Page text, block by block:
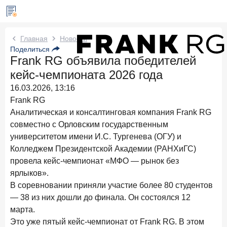
Новости Frank RG
Вчера ИССЛЕДОВАНИЕ
По итогам июля 2026 года объем выдач кредитов
составил 1 061,9 млрд руб.
Три дня назад
Клиентский путь компании МСБ при смене
руководителя в банке обслуживания
24 июля 2026 года ИССЛЕДОВАНИЕ
Ипотека в России: итоги июня 2026 года в цифрах
22 июля 2026 года
Выгодные тарифы на брокерское обслуживание —
существенный фактор выбора брокера
15 июля 2026 года
Главная
Новости
Поделиться
Frank RG объявила победителей
кейс-чемпионата 2026 года
16.03.2026, 13:16
Frank RG
Аналитическая и консалтинговая компания Frank RG
совместно с Орловским государственным
университетом имени И.С. Тургенева (ОГУ) и
Колледжем Президентской Академии (РАНХиГС)
провела кейс-чемпионат «МФО — рынок без
ярлыков».
В соревновании приняли участие более 80 студентов
— 38 из них дошли до финала. Он состоялся 12
марта.
Это уже пятый кейс-чемпионат от Frank RG. В этом